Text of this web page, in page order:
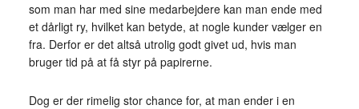
som man har med sine medarbejdere kan man ende med
et dårligt ry, hvilket kan betyde, at nogle kunder vælger en
fra. Derfor er det altså utrolig godt givet ud, hvis man
bruger tid på at få styr på papirerne.
Dog er der rimelig stor chance for, at man ender i en